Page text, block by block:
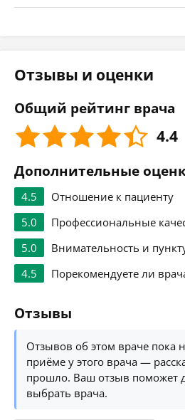
Отзывы и оценки
Общий рейтинг врача
4.4
Дополнительные
4.5
Отношение к пациенту
5.0
Профессиональные
5.0
Внимательность и
4.5
Порекомендуете ли
Отзывы
Отзывов об этом враче пока
приёме у этого врача —
прошло. Ваш отзыв поможет
выбрать врача.